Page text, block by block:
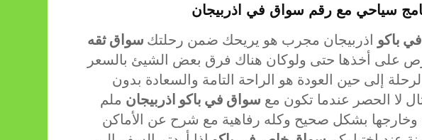
سياحي مع رقم سواق في اذربيجان
باكو اذربيجان مجرب هو يريحك ضمن رحلتك سواق ثقه
على أخذها حتى ولوكان هناك فرق بعض الشيئ بالسعر
إلى حين العودة هو الراحة التامة والسعادة بدون
لا الحصر عندما تكون مع سواق في باكو اذربيجان ملم
وخارجها بشكل صحيح وكله رفاهية مع شرح عن الأماكن